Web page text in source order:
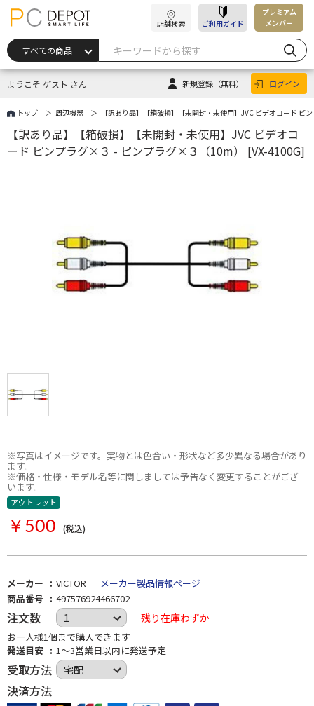
店舗検索 ご利用ガイド
プレミアム
メンバー
ようこそ ゲスト さん 新規登録 （無料） ログイン
トップ 周辺機器 【訳あり品】【箱破損】【未開封・未使用】JVC ビデオコード
※写真はイメージです。実物とは色合い・形状など多少異なる場合があり
ます。
※価格・仕様・モデル名等に関しましては予告なく変更することがござ
います。
【訳あり品】【箱破損】【未開封・未使用】JVC ビデオコ
ード ピンプラグ×３ - ピンプラグ×３（10m） [VX-4100G]
アウトレット
￥500 (税込)
メーカー VICTOR
メーカー製品情報ページ
商品番号
497576924466702
注文数 残り在庫わずか
お一人様1個まで購入できます
発送目安
1～3営業日以内に発送予定
受取方法
決済方法